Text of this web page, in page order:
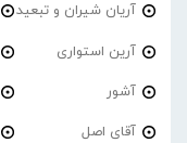
آریان شیران و تبعید
آرین استواری
آشور
آقای اصل